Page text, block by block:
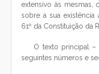
extensivo às mesmas,
sobre a sua existência
61º da Constituição da
O texto principal –
seguintes números e